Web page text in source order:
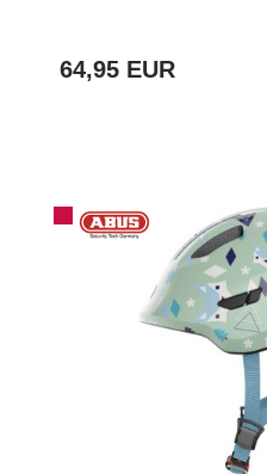
64,95 EUR